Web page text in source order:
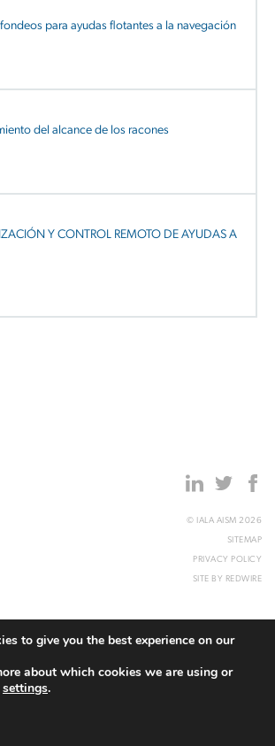
para ayudas flotantes a la navegación
del alcance de los racones
Y CONTROL REMOTO DE AYUDAS A
© IALA AISM 2026
SITEMAP
PRIVACY POLICY
SITE BY REDWIRE
to give you the best experience on our
about which cookies we are using or
settings.